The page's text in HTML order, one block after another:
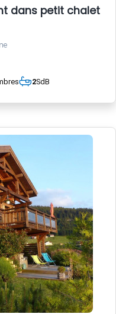
dans petit chalet a
2SdB